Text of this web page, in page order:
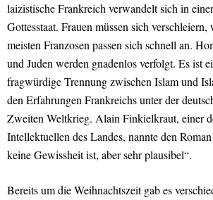
laizistische Frankreich verwandelt sich in
Gottesstaat. Frauen müssen sich
meisten Franzosen passen sich schnell an.
und Juden werden gnadenlos verfolgt. Es ist
fragwürdige Trennung zwischen Islam und
den Erfahrungen Frankreichs unter der
Zweiten Weltkrieg. Alain Finkielkraut, einer
Intellektuellen des Landes, nannte den
keine Gewissheit ist, aber sehr plausibel“.
Bereits um die Weihnachtszeit gab es